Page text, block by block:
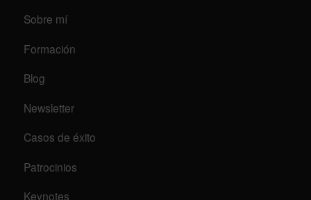
Sobre mí
Formación
Blog
Newsletter
Casos de éxito
Patrocinios
Keynotes